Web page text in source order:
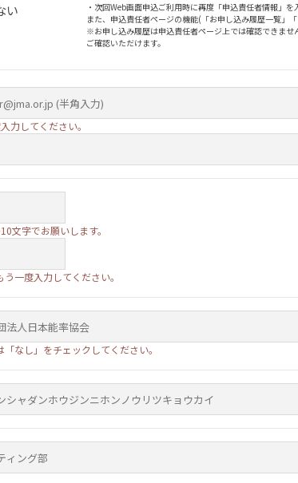
い
・次回Web画面申込ご利用時に再度「申込責任者情報」
また、申込責任者ページの機能(「お申し込み履歴一覧」
※お申し込み履歴は申込責任者ページ上では確認できま
ご確認いただけます。
力してください。
文字でお願いします。
一度入力してください。
なし」をチェックしてください。